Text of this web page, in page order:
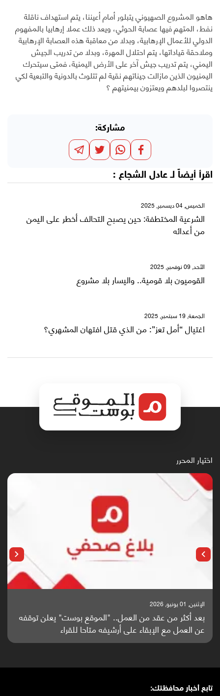
هاهو المشروع الصهيوني يتبلور أمام أعيننا، يتم استهداف ناقلة
نفط، المتهم فيها عصابة الحوثي، ويعد ذلك عملا إرهابيا بالمفهوم
الدولي للأعمال الإرهابية، وبدلا من معاقبة هذه العصابة الإرهابية
وملاحقة قياداتها، يتم احتلال المهرة، وبدلا من تدريب الجيش
اليمني، يتم تدريب جيش آخر على الأرض اليمنية، فمتى سيتحرك
اليمنيون الذين مازالت جيناتهم نقية لم تتلوث بالدونية والتبعية لكي
ينتصروا لبلدهم ويعتزون بيمنيتهم ؟
مشاركة:
اقرأ أيضاً لـ عادل الشجاع :
الخميس, 04 ديسمبر, 2025
الشرعية المختطفة: حين يصبح التحالف أخطر على اليمن
من أعدائه
الأحد, 09 نوفمبر, 2025
القوميون بلا قومية.. واليسار بلا مشروع
الجمعة, 19 سبتمبر, 2025
اغتيال “أمل تعز”: من الذي قتل افتهان المشهري؟
اختيار المحرر
الإثنين, 01 يونيو, 2026
بعد أكثر من عقد من العمل.. "الموقع بوست" يعلن توقفه
عن العمل مع الإبقاء على أرشيفه متاحا للقراء
تابع أخبار محافظتك: